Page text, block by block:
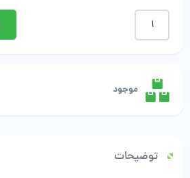
سیلوی
رو
میزی
عدد
موجود
توضیحات